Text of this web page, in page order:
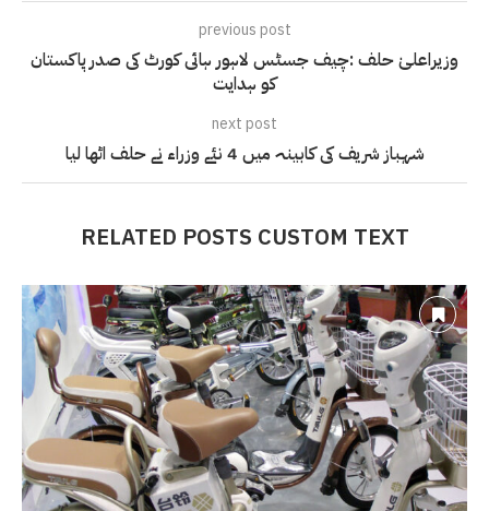
previous post
وزیراعلیٰ حلف :چیف جسٹس لاہور ہائی کورٹ کی صدر پاکستان
کو ہدایت
next post
شہباز شریف کی کابینہ میں 4 نئے وزراء نے حلف اٹھا لیا
RELATED POSTS CUSTOM TEXT